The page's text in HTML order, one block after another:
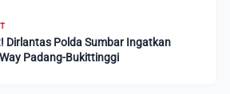
Dirlantas Polda Sumbar Ingatkan
Padang-Bukittinggi